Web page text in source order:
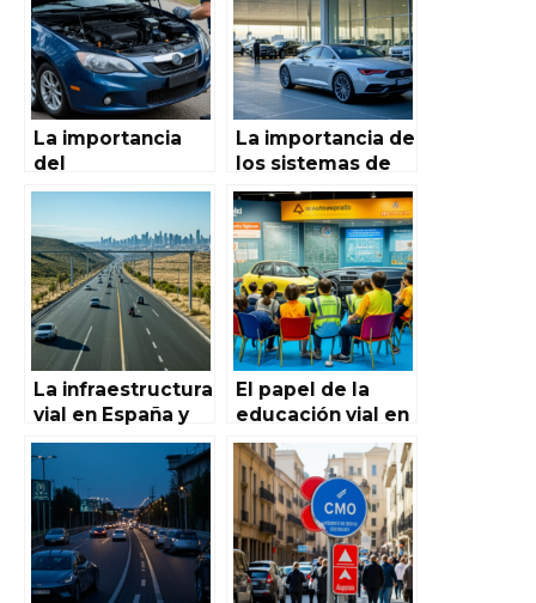
La importancia
del
mantenimiento
preventivo en la
conducción
diaria: maximiza
la vida útil y la
seguridad de tu
vehículo
La importancia de
los sistemas de
seguridad en
Autoworld de
España:
protección y
confianza en el
corazón del
sector
automotriz
La infraestructura
vial en España y
su impacto en la
conducción: un
análisis completo
para los
entusiastas del
Automóvil en
España
El papel de la
educación vial en
Autoworld de
España: clave
para una
conducción
segura